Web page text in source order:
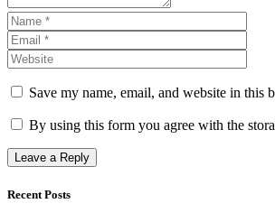
Save my name, email, and website in this
By using this form you agree with the
Recent Posts